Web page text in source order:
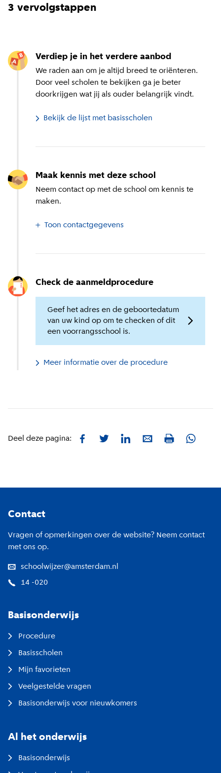
3 vervolgstappen
Verdiep je in het verdere aanbod
We raden aan om je altijd breed te oriënteren.
Door veel scholen te bekijken ga je beter
doorkrijgen wat jij als ouder belangrijk vindt.
Bekijk de lijst met basisscholen
Maak kennis met deze school
Neem contact op met de school om kennis te
maken.
Toon contactgegevens
Check de aanmeldprocedure
Geef het adres en de geboortedatum
van uw kind op om te checken of dit
een voorrangsschool is.
Meer informatie over de procedure
Deel deze pagina: FacebookTwitterLinkedInE-mailPrint
Contact
Vragen of opmerkingen over de website? Neem contact
met ons op.
schoolwijzer@amsterdam.nl
14 -020
Basisonderwijs
Procedure
Basisscholen
Mijn favorieten
Veelgestelde vragen
Basisonderwijs voor nieuwkomers
Al het onderwijs
Basisonderwijs